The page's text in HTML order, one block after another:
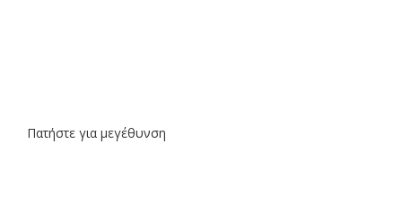
Πατήστε για μεγέθυνση